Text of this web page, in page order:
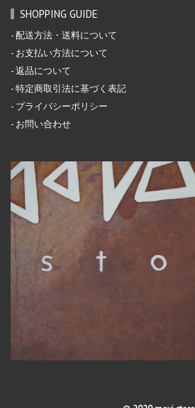
SHOPPING GUIDE
配送方法・送料について
お支払い方法について
返品について
特定商取引法に基づく表記
プライバシーポリシー
お問い合わせ